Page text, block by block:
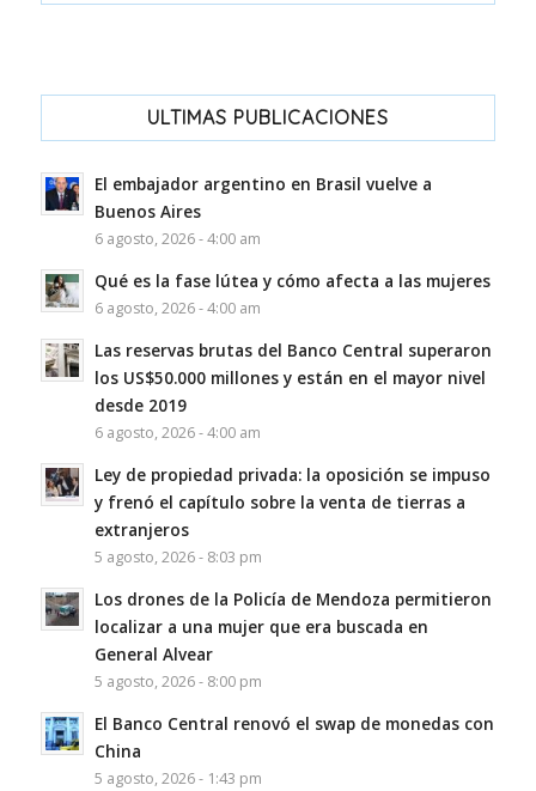
ULTIMAS PUBLICACIONES
El embajador argentino en Brasil vuelve a
Buenos Aires
6 agosto, 2026 - 4:00 am
Qué es la fase lútea y cómo afecta a las mujeres
6 agosto, 2026 - 4:00 am
Las reservas brutas del Banco Central superaron
los US$50.000 millones y están en el mayor nivel
desde 2019
6 agosto, 2026 - 4:00 am
Ley de propiedad privada: la oposición se impuso
y frenó el capítulo sobre la venta de tierras a
extranjeros
5 agosto, 2026 - 8:03 pm
Los drones de la Policía de Mendoza permitieron
localizar a una mujer que era buscada en
General Alvear
5 agosto, 2026 - 8:00 pm
El Banco Central renovó el swap de monedas con
China
5 agosto, 2026 - 1:43 pm